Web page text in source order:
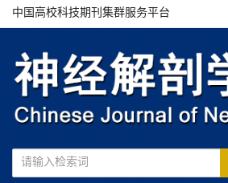
中国高校科技期刊集群服务平台